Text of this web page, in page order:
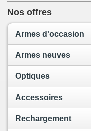
Nos offres
Armes d'occasion
Armes neuves
Optiques
Accessoires
Rechargement